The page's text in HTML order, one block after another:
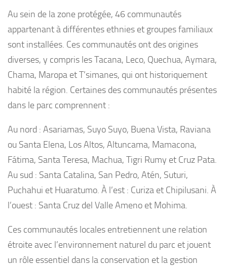
Au sein de la zone protégée, 46 communautés
appartenant à différentes ethnies et groupes familiaux
sont installées. Ces communautés ont des origines
diverses, y compris les Tacana, Leco, Quechua, Aymara,
Chama, Maropa et T’simanes, qui ont historiquement
habité la région. Certaines des communautés présentes
dans le parc comprennent :
Au nord : Asariamas, Suyo Suyo, Buena Vista, Raviana
ou Santa Elena, Los Altos, Altuncama, Mamacona,
Fátima, Santa Teresa, Machua, Tigri Rumy et Cruz Pata.
Au sud : Santa Catalina, San Pedro, Atén, Suturi,
Puchahui et Huaratumo. À l’est : Curiza et Chipilusani. À
l’ouest : Santa Cruz del Valle Ameno et Mohima.
Ces communautés locales entretiennent une relation
étroite avec l’environnement naturel du parc et jouent
un rôle essentiel dans la conservation et la gestion